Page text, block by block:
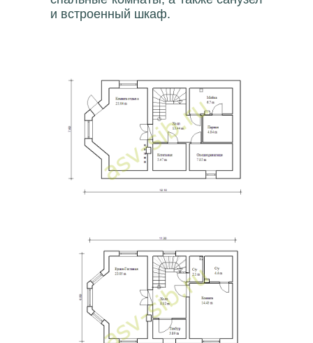
и встроенный шкаф.